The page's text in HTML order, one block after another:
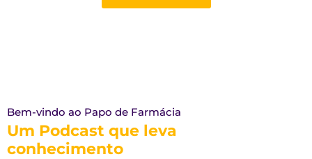
Bem-vindo ao Papo de Farmácia
Um Podcast que leva
conhecimento